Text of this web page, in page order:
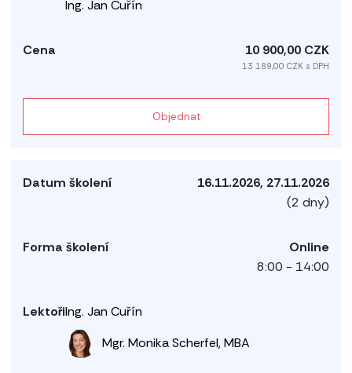
Ing. Jan Cuřín
10 900,00 CZK
13 189,00 CZK s DPH
Objednat
16.11.2026, 27.11.2026
(2 dny)
Online
8:00 - 14:00
Ing. Jan Cuřín
Mgr. Monika Scherfel, MBA